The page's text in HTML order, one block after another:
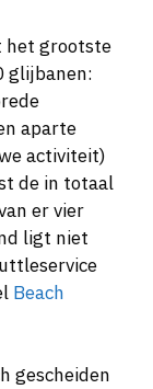
het grootste
glijbanen:
aparte
activiteit)
de in totaal
er vier
ligt niet
Beach
gescheiden